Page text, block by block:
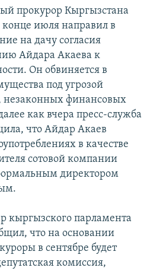
прокурор Кыргызстана
июля направил в
на дачу согласия
Айдара Акаева к
Он обвиняется в
под угрозой
незаконных финансовых
как вчера пресс-служба
что Айдар Акаев
в качестве
сотовой компании
директором
кыргызского парламента
что на основании
в сентябре будет
комиссия,